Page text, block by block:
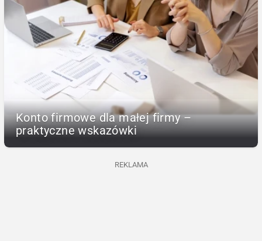
Konto firmowe dla małej firmy –
praktyczne wskazówki
REKLAMA